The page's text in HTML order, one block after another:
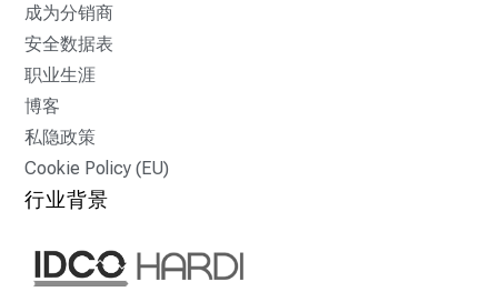
成为分销商
安全数据表
职业生涯
博客
私隐政策
Cookie Policy (EU)
行业背景